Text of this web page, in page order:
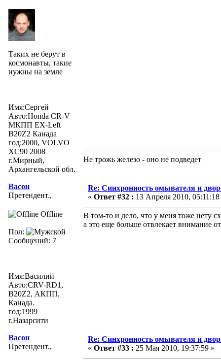
Таких не берут в
космонавты, такие
нужны на земле
Имя:Сергей
Авто:Honda CR-V
МКПП EX-Left
B20Z2 Канада
год:2000, VOLVO
XC90 2008
г.Мирный,
Архангельской обл.
Не трожь железо - оно не подведет
Васон
Претендент.,
Offline
Пол:
Сообщений: 7
Имя:Василий
Авто:CRV-RD1,
B20Z2, АКПП,
Канада.
год:1999
г.Назарсити
Re: Синхронность омывателя и
« Ответ #32 : 13 Апреля 2010, 05:11:18
В том-то и дело, что у меня тоже нету
а это еще больше отвлекает внимание
Васон
Претендент.,
Re: Синхронность омывателя и
« Ответ #33 : 25 Мая 2010, 19:37:59 »